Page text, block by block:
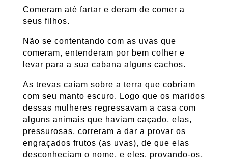
Comeram até fartar e deram de comer a
seus filhos.
Não se contentando com as uvas que
comeram, entenderam por bem colher e
levar para a sua cabana alguns cachos.
As trevas caíam sobre a terra que cobriam
com seu manto escuro. Logo que os maridos
dessas mulheres regressavam a casa com
alguns animais que haviam caçado, elas,
pressurosas, correram a dar a provar os
engraçados frutos (as uvas), de que elas
desconheciam o nome, e eles, provando-os,